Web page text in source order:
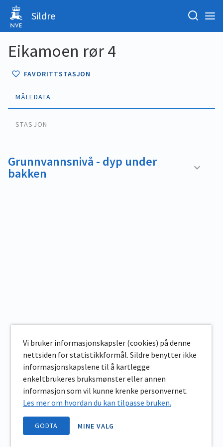
Sildre
Eikamoen rør 4
FAVORITTSTASJON
MÅLEDATA
STASJON
Grunnvannsnivå - dyp under
bakken
Vi bruker informasjonskapsler (cookies) på denne
nettsiden for statistikkformål. Sildre benytter ikke
informasjonskapslene til å kartlegge
enkeltbrukeres bruksmønster eller annen
informasjon som vil kunne krenke personvernet.
Les mer om hvordan du kan tilpasse bruken.
GODTA MINE VALG